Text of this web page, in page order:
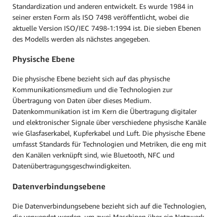
Standardization und anderen entwickelt. Es wurde 1984 in
seiner ersten Form als ISO 7498 veröffentlicht, wobei die
aktuelle Version ISO/IEC 7498-1:1994 ist. Die sieben Ebenen
des Modells werden als nächstes angegeben.
Physische Ebene
Die physische Ebene bezieht sich auf das physische
Kommunikationsmedium und die Technologien zur
Übertragung von Daten über dieses Medium.
Datenkommunikation ist im Kern die Übertragung digitaler
und elektronischer Signale über verschiedene physische Kanäle
wie Glasfaserkabel, Kupferkabel und Luft. Die physische Ebene
umfasst Standards für Technologien und Metriken, die eng mit
den Kanälen verknüpft sind, wie Bluetooth, NFC und
Datenübertragungsgeschwindigkeiten.
Datenverbindungsebene
Die Datenverbindungsebene bezieht sich auf die Technologien,